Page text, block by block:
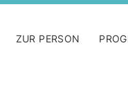
ZUR PERSON